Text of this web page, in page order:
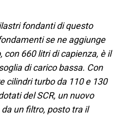
fondanti di questo
se ne aggiunge
660 litri di capienza, è il
di carico bassa. Con
cilindri turbo da 110 e 130
del SCR, un nuovo
un filtro, posto tra il